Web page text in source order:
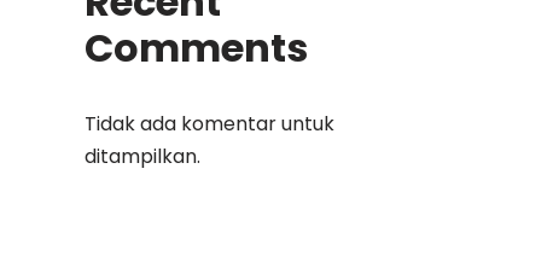
Comments
Tidak ada komentar untuk
ditampilkan.